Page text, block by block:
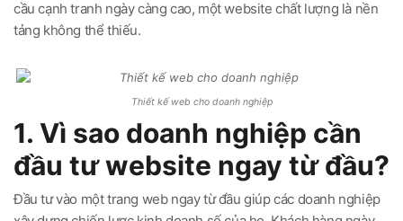
cầu cạnh tranh ngày càng cao, một website chất lượng là nền
tảng không thể thiếu.
Thiết kế web cho doanh nghiệp
1. Vì sao doanh nghiệp cần
đầu tư website ngay từ đầu?
Đầu tư vào một trang web ngay từ đầu giúp các doanh nghiệp